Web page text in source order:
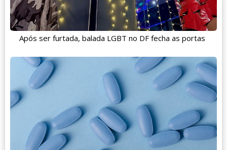
Após ser furtada, balada LGBT no DF fecha as portas